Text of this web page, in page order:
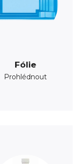
Fólie
Prohlédnout